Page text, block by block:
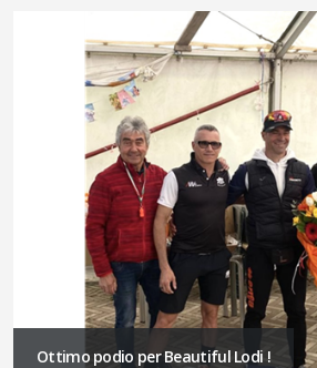
Ottimo podio per Beautiful Lodi !